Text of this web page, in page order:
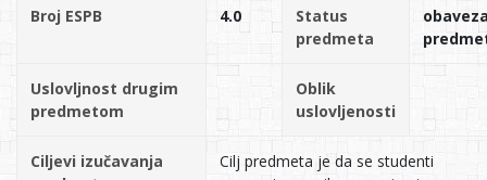
Broj ESPB 4.0
Status
predmeta
Uslovljnost drugim
predmetom
Oblik
uslovljenosti
Ciljevi izučavanja
Cilj predmeta je da se studenti